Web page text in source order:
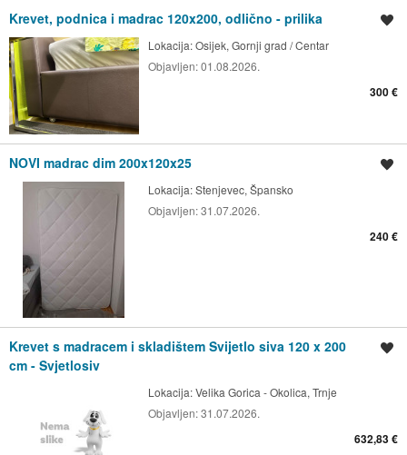
Krevet, podnica i madrac 120x200, odlično - prilika
Lokacija:Osijek, Gornji grad / Centar
Objavljen:01.08.2026.
300 €
NOVI madrac dim 200x120x25
Lokacija:Stenjevec, Špansko
Objavljen:31.07.2026.
240 €
Krevet s madracem i skladištem Svijetlo siva 120 x 200
cm - Svjetlosiv
Lokacija:Velika Gorica - Okolica, Trnje
Objavljen:31.07.2026.
632,83 €